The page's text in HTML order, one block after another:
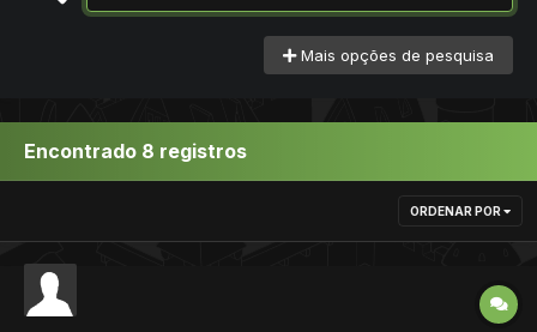
Mais opções de pesquisa
Encontrado 8 registros
ORDENAR POR